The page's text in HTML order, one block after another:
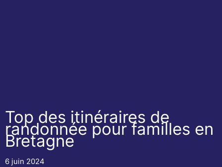
Top des itinéraires de
randonnée pour familles en
Bretagne
6 juin 2024